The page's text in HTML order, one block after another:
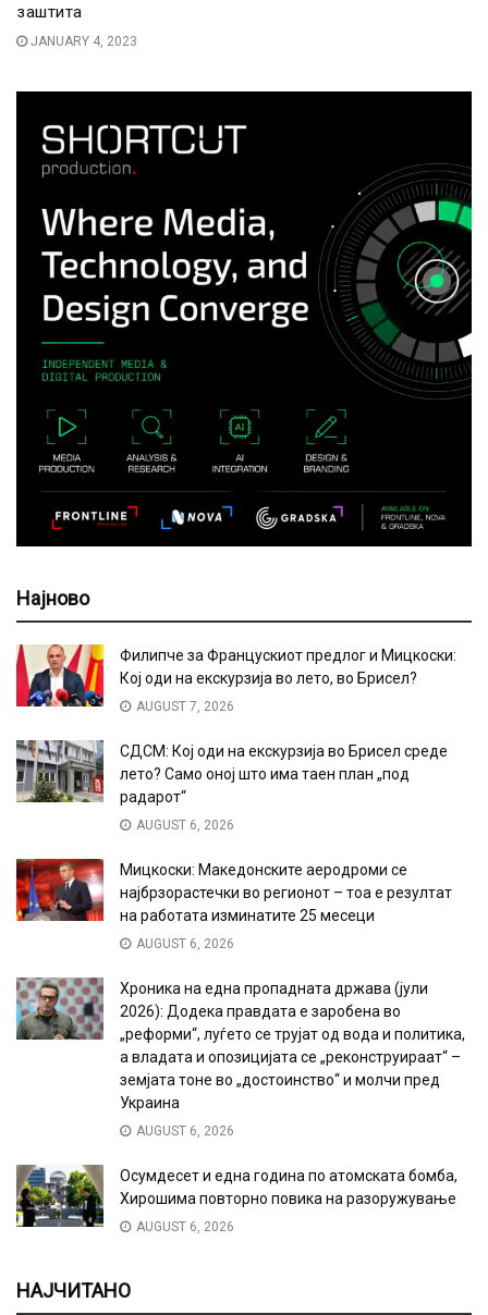
заштита
JANUARY 4, 2023
Најново
Филипче за Францускиот предлог и Мицкоски:
Кој оди на екскурзија во лето, во Брисел?
AUGUST 7, 2026
СДСМ: Кој оди на екскурзија во Брисел среде
лето? Само оној што има таен план „под
радарот“
AUGUST 6, 2026
Мицкоски: Македонските аеродроми се
најбрзорастечки во регионот – тоа е резултат
на работата изминатите 25 месеци
AUGUST 6, 2026
Хроника на една пропадната држава (јули
2026): Додека правдата е заробена во
„реформи“, луѓето се трујат од вода и политика,
а владата и опозицијата се „реконструираат“ –
земјата тоне во „достоинство“ и молчи пред
Украина
AUGUST 6, 2026
Осумдесет и една година по атомската бомба,
Хирошима повторно повика на разоружување
AUGUST 6, 2026
НАЈЧИТАНО